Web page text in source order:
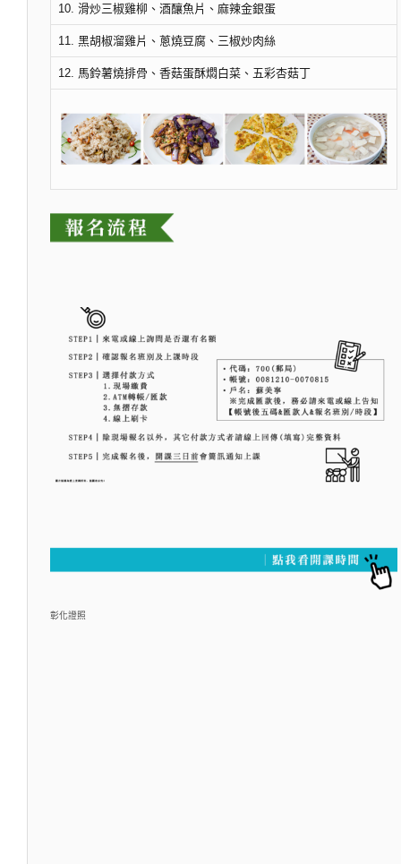
10. 滑炒三椒雞柳、酒釀魚片、麻辣金銀蛋
11. 黑胡椒溜雞片、蔥燒豆腐、三椒炒肉絲
12. 馬鈴薯燒排骨、香菇蛋酥燜白菜、五彩杏菇丁
彰化證照